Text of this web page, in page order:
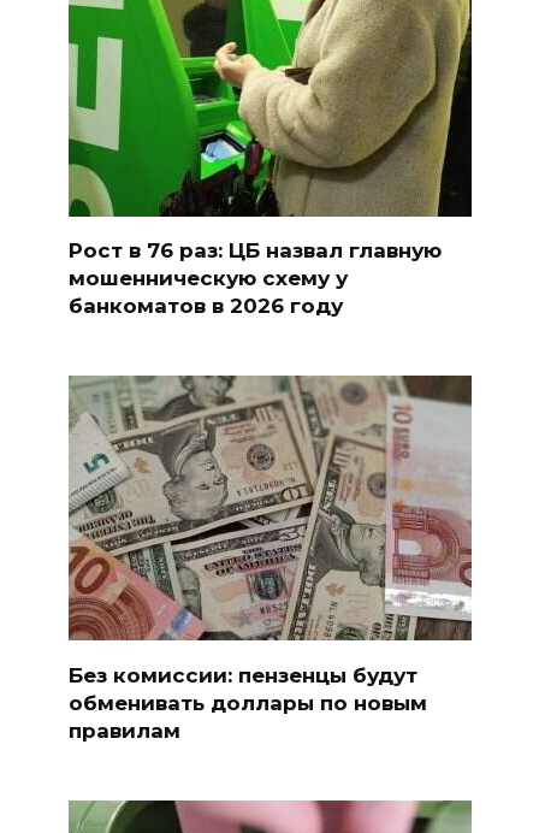
Рост в 76 раз: ЦБ назвал главную
мошенническую схему у
банкоматов в 2026 году
Без комиссии: пензенцы будут
обменивать доллары по новым
правилам